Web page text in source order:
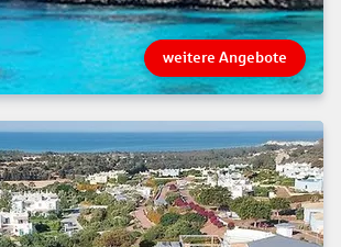
weitere Angebote